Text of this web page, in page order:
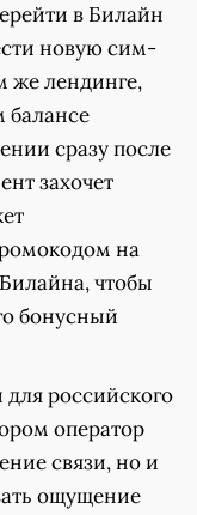
в Билайн
новую сим-
же лендинге,
балансе
сразу после
захочет
на
чтобы
бонусный
российского
оператор
связи, но и
ощущение